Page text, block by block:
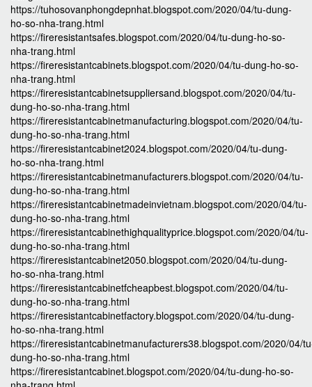
https://tuhosovanphongdepnhat.blogspot.com/2020/04/tu-dung-
ho-so-nha-trang.html
https://fireresistantsafes.blogspot.com/2020/04/tu-dung-ho-so-
nha-trang.html
https://fireresistantcabinets.blogspot.com/2020/04/tu-dung-ho-so-
nha-trang.html
https://fireresistantcabinetsuppliersand.blogspot.com/2020/04/tu-
dung-ho-so-nha-trang.html
https://fireresistantcabinetmanufacturing.blogspot.com/2020/04/tu-
dung-ho-so-nha-trang.html
https://fireresistantcabinet2024.blogspot.com/2020/04/tu-dung-
ho-so-nha-trang.html
https://fireresistantcabinetmanufacturers.blogspot.com/2020/04/tu-
dung-ho-so-nha-trang.html
https://fireresistantcabinetmadeinvietnam.blogspot.com/2020/04/tu-
dung-ho-so-nha-trang.html
https://fireresistantcabinethighqualityprice.blogspot.com/2020/04/tu-
dung-ho-so-nha-trang.html
https://fireresistantcabinet2050.blogspot.com/2020/04/tu-dung-
ho-so-nha-trang.html
https://fireresistantcabinetfcheapbest.blogspot.com/2020/04/tu-
dung-ho-so-nha-trang.html
https://fireresistantcabinetfactory.blogspot.com/2020/04/tu-dung-
ho-so-nha-trang.html
https://fireresistantcabinetmanufacturers38.blogspot.com/2020/04/
dung-ho-so-nha-trang.html
https://fireresistantcabinet.blogspot.com/2020/04/tu-dung-ho-so-